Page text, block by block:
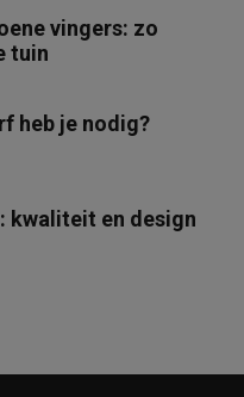
vingers: zo
tuin
heb je nodig?
kwaliteit en design